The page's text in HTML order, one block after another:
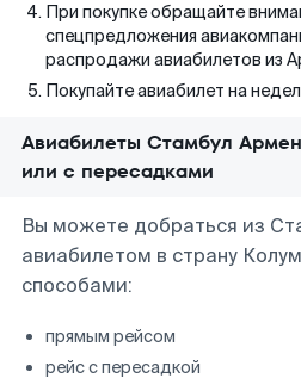
При покупке обращайте
спецпредложения
распродажи авиабилетов из
Покупайте авиабилет на
Авиабилеты Стамбул
или с пересадками
Вы можете добраться из
авиабилетом в страну
способами:
прямым рейсом
рейс с пересадкой